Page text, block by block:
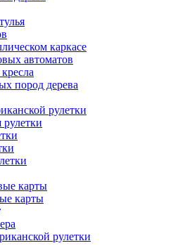
каркасе
автоматов
пород дерева
рулетки
карты
карты
рулетки